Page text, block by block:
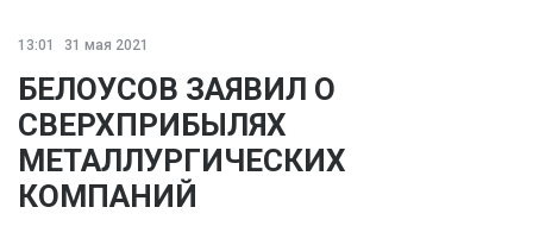
13:01 31 мая 2021
БЕЛОУСОВ ЗАЯВИЛ О
СВЕРХПРИБЫЛЯХ
МЕТАЛЛУРГИЧЕСКИХ
КОМПАНИЙ